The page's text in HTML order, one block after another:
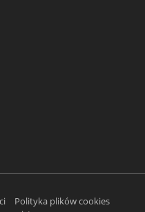
Polityka plików cookies